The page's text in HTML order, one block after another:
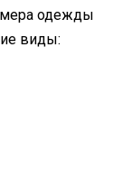
одежды
виды: